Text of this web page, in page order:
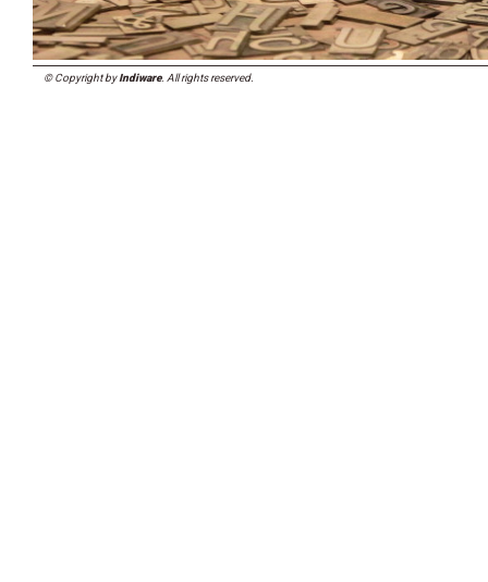
© Copyright byIndiware. All rights reserved.